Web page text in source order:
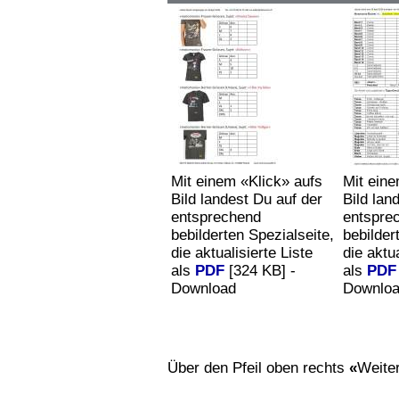
Mit einem «Klick» aufs
Bild landest Du auf der
entsprechend
bebilderten Spezialseite,
die aktualisierte Liste
als PDF [324 KB] -
Download
Mit
Bild
die
als PDF
Über den Pfeil oben rechts «